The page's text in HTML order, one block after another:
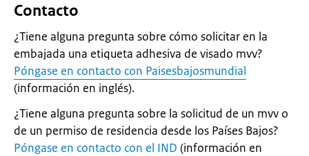
Contacto
¿Tiene alguna pregunta sobre cómo solicitar en la
embajada una etiqueta adhesiva de visado mvv?
Póngase en contacto con Paisesbajosmundial
(información en inglés).
¿Tiene alguna pregunta sobre la solicitud de un mvv o
de un permiso de residencia desde los Países Bajos?
Póngase en contacto con el IND (información en